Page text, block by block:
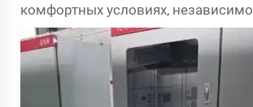
комфортных условиях,